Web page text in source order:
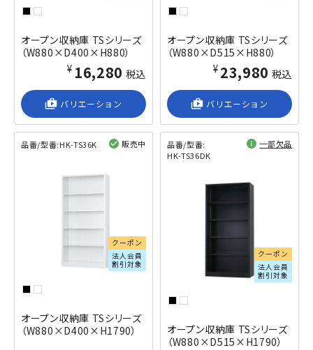
オープン収納庫 TSシリーズ
（W880×D400×H880）
¥16,280 税込
shop_2 バリエーション
オープン収納庫 TSシリーズ
（W880×D515×H880）
¥23,980 税込
shop_2 バリエーション
品番/型番:HK-TS36K 販売中
クーポン
法人会員
割引対象
オープン収納庫 TSシリーズ
（W880×D400×H1790）
品番/型番:
HK-TS36DK
一部欠品
クーポン
法人会員
割引対象
オープン収納庫 TSシリーズ
（W880×D515×H1790）